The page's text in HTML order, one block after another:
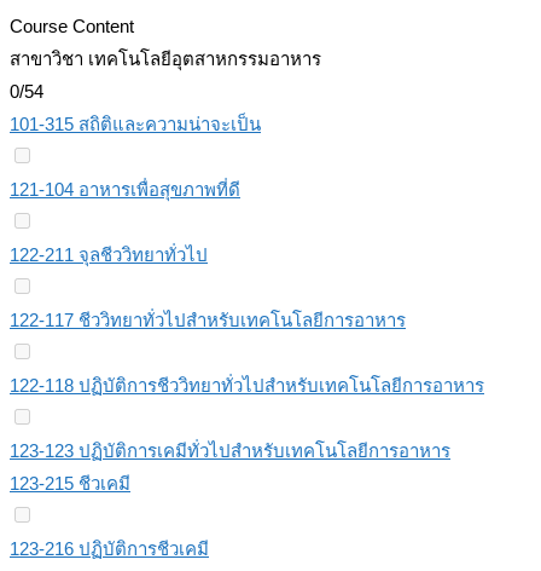
Course Content
สาขาวิชา เทคโนโลยีอุตสาหกรรมอาหาร
0/54
101-315 สถิติและความน่าจะเป็น
121-104 อาหารเพื่อสุขภาพที่ดี
122-211 จุลชีววิทยาทั่วไป
122-117 ชีววิทยาทั่วไปสำหรับเทคโนโลยีการอาหาร
122-118 ปฏิบัติการชีววิทยาทั่วไปสำหรับเทคโนโลยีการอาหาร
123-123 ปฏิบัติการเคมีทั่วไปสําหรับเทคโนโลยีการอาหาร
123-215 ชีวเคมี
123-216 ปฏิบัติการชีวเคมี